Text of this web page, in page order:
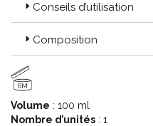
Conseils d’utilisation
Composition
6M
Volume : 100 ml
Nombre d’unités : 1